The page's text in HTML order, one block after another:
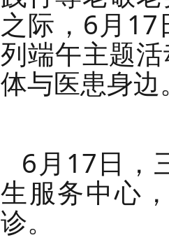
之际， 6月17
列端午主题
体与医患身边
6月17日，
生服务中心
诊。